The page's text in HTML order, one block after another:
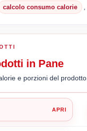
calcolo consumo calorie
in Pane
e porzioni del prodotto.